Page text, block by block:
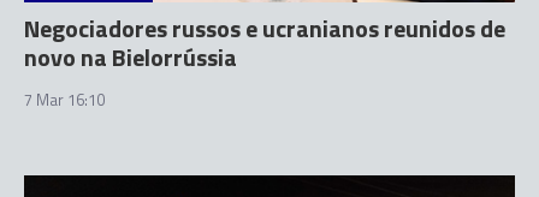
Negociadores russos e ucranianos reunidos de
novo na Bielorrússia
7 Mar 16:10